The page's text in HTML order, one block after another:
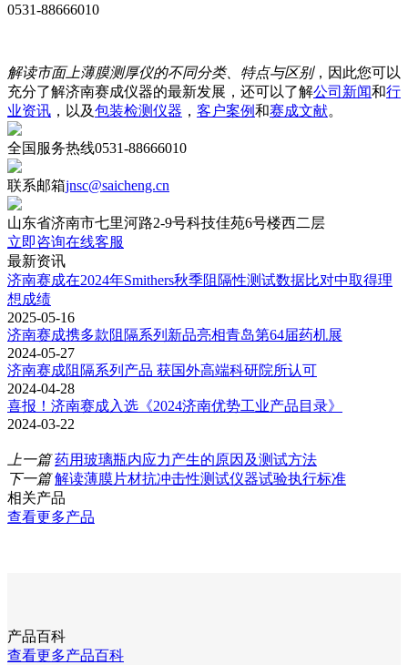
0531-88666010
解读市面上薄膜测厚仪的不同分类、特点与区别，因此您可以
充分了解济南赛成仪器的最新发展，还可以了解公司新闻和行
业资讯 ，以及包装检测仪器 ， 客户案例和赛成文献。
全国服务热线0531-88666010
联系邮箱jnsc@saicheng.cn
山东省济南市七里河路2-9号科技佳苑6号楼西二层
立即咨询在线客服
最新资讯
济南赛成在2024年Smithers秋季阻隔性测试数据比对中取得理
想成绩
2025-05-16
济南赛成携多款阻隔系列新品亮相青岛第64届药机展
2024-05-27
济南赛成阻隔系列产品 获国外高端科研院所认可
2024-04-28
喜报！济南赛成入选《2024济南优势工业产品目录》
2024-03-22
上一篇 药用玻璃瓶内应力产生的原因及测试方法
下一篇 解读薄膜片材抗冲击性测试仪器试验执行标准
相关产品
查看更多产品
产品百科
查看更多产品百科